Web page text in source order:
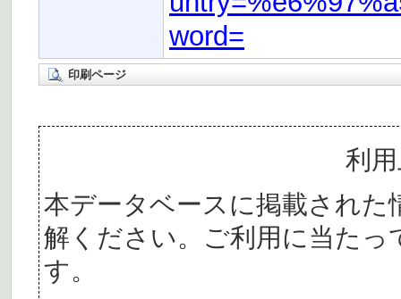
word=
印刷ページ
利
本データベースに掲載された
解ください。ご利用に当た
す。